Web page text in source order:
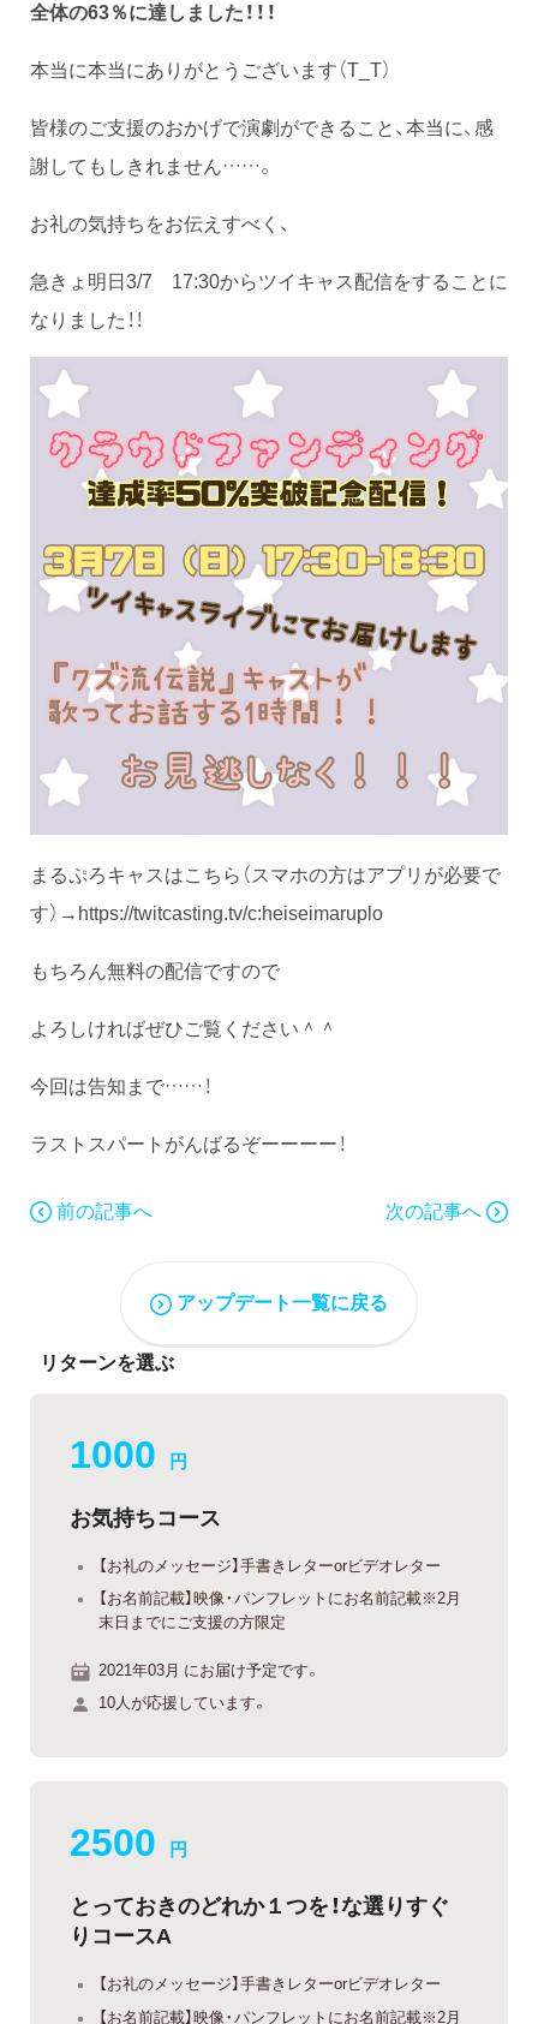
全体の63％に達しました！！！
本当に本当にありがとうございます（T_T）
皆様のご支援のおかげで演劇ができること、本当に、感
謝してもしきれません……。
お礼の気持ちをお伝えすべく、
急きょ明日3/7 17:30からツイキャス配信をすることに
なりました！！
まるぷろキャスはこちら（スマホの方はアプリが必要で
す）→https://twitcasting.tv/c:heiseimaruplo
もちろん無料の配信ですので
よろしければぜひご覧ください＾＾
今回は告知まで……！
ラストスパートがんばるぞーーーー！
前の記事へ 次の記事へ
アップデート一覧に戻る
リターンを選ぶ
1000 円
お気持ちコース
【お礼のメッセージ】手書きレターorビデオレター
【お名前記載】映像・パンフレットにお名前記載※2月
末日までにご支援の方限定
2021年03月 にお届け予定です。
10人が応援しています。
2500 円
とっておきのどれか１つを！な選りすぐ
りコースA
【お礼のメッセージ】手書きレターorビデオレター
【お名前記載】映像・パンフレットにお名前記載※2月